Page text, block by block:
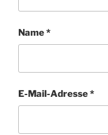
Name*
E-Mail-Adresse*